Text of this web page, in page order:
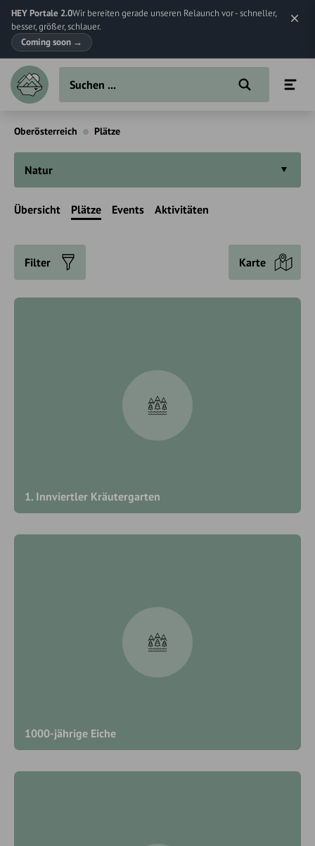
HEY Portale 2.0Wir bereiten gerade unseren Relaunch vor - schneller,
besser, größer, schlauer.
Coming soon →
Oberösterreich Plätze
Natur
Übersicht Plätze Events Aktivitäten
Filter Karte
1. Innviertler Kräutergarten
1000-jährige Eiche